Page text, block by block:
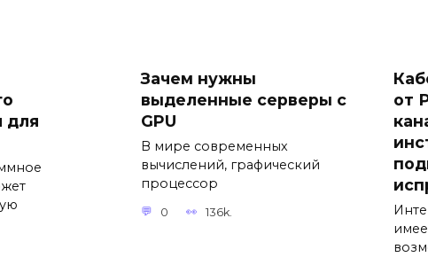
для
Зачем нужны
выделенные серверы с
GPU
В мире современных
вычислений, графический
процессор
0 136k.
от